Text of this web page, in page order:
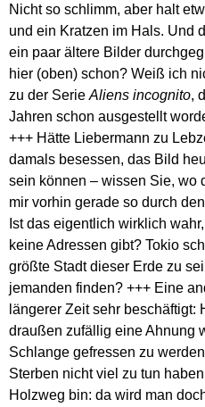
Nicht so schlimm, aber halt
und ein Kratzen im Hals. Und
ein paar ältere Bilder
hier (oben) schon? Weiß ich
zu der Serie Aliens incognito,
Jahren schon ausgestellt
+++ Hätte Liebermann zu
damals besessen, das Bild
sein können – wissen Sie, wo
mir vorhin gerade so durch
Ist das eigentlich wirklich
keine Adressen gibt? Tokio
größte Stadt dieser Erde zu
jemanden finden? +++ Eine
längerer Zeit sehr beschäftigt:
draußen zufällig eine Ahnung
Schlange gefressen zu
Sterben nicht viel zu tun
Holzweg bin: da wird man